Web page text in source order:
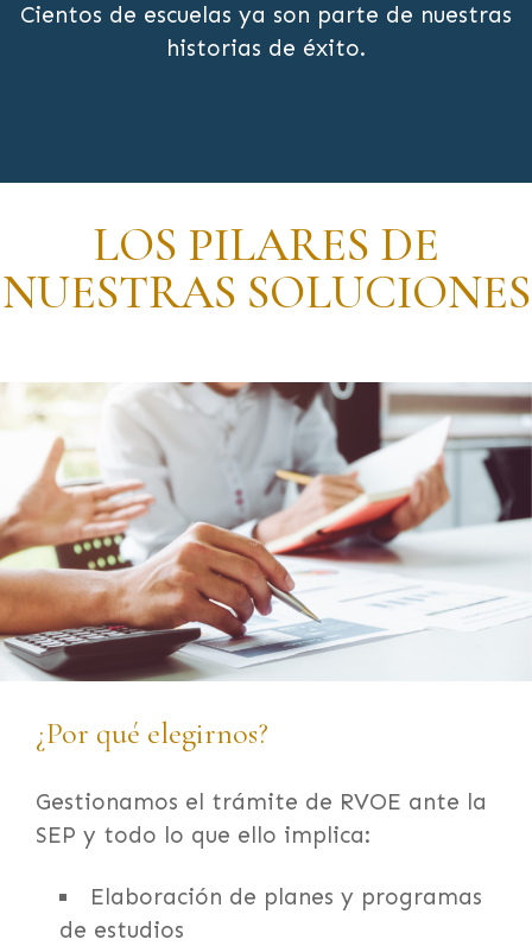
Cientos de escuelas ya son parte de nuestras
historias de éxito.
LOS PILARES DE
NUESTRAS SOLUCIONES
¿Por qué elegirnos?
Gestionamos el trámite de RVOE ante la
SEP y todo lo que ello implica:
Elaboración de planes y programas
de estudios